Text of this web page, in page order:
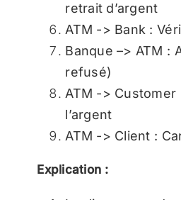
retrait d’argent
ATM -> Bank :
Banque –> ATM :
refusé)
ATM -> Customer
l’argent
ATM -> Client :
Explication :